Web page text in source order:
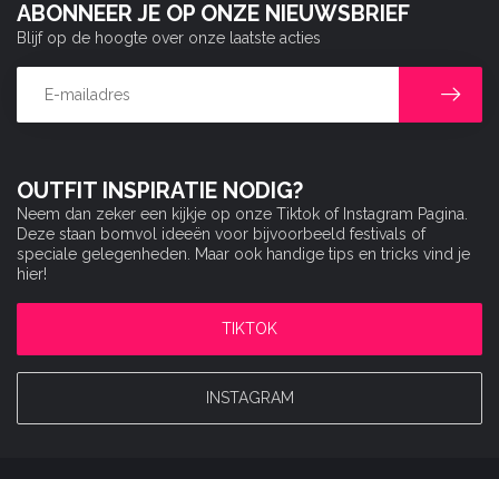
OUTFIT INSPIRATIE NODIG?
Neem dan zeker een kijkje op onze Tiktok of Instagram Pagina.
Deze staan bomvol ideeën voor bijvoorbeeld festivals of
speciale gelegenheden. Maar ook handige tips en tricks vind je
hier!
TIKTOK
INSTAGRAM
ABONNEER JE OP ONZE NIEUWSBRIEF
Blijf op de hoogte over onze laatste acties